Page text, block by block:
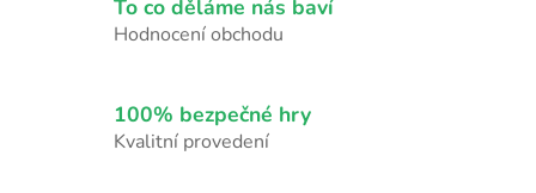
í
p
k
y
To co děláme nás baví
Hodnocení obchodu
100% bezpečné hry
Kvalitní provedení